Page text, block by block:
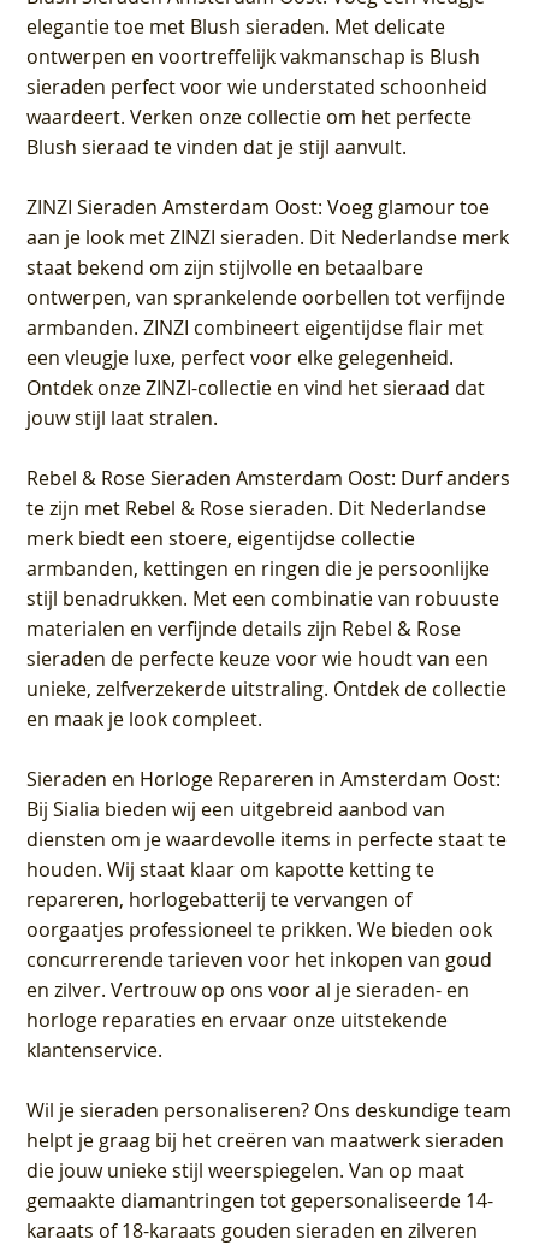
elegantie toe met Blush sieraden. Met delicate
ontwerpen en voortreffelijk vakmanschap is Blush
sieraden perfect voor wie understated schoonheid
waardeert. Verken onze collectie om het perfecte
Blush sieraad te vinden dat je stijl aanvult.
ZINZI Sieraden Amsterdam Oost: Voeg glamour toe
aan je look met ZINZI sieraden. Dit Nederlandse merk
staat bekend om zijn stijlvolle en betaalbare
ontwerpen, van sprankelende oorbellen tot verfijnde
armbanden. ZINZI combineert eigentijdse flair met
een vleugje luxe, perfect voor elke gelegenheid.
Ontdek onze ZINZI-collectie en vind het sieraad dat
jouw stijl laat stralen.
Rebel & Rose Sieraden Amsterdam Oost: Durf anders
te zijn met Rebel & Rose sieraden. Dit Nederlandse
merk biedt een stoere, eigentijdse collectie
armbanden, kettingen en ringen die je persoonlijke
stijl benadrukken. Met een combinatie van robuuste
materialen en verfijnde details zijn Rebel & Rose
sieraden de perfecte keuze voor wie houdt van een
unieke, zelfverzekerde uitstraling. Ontdek de collectie
en maak je look compleet.
Sieraden en Horloge Repareren in Amsterdam Oost:
Bij Sialia bieden wij een uitgebreid aanbod van
diensten om je waardevolle items in perfecte staat te
houden. Wij staat klaar om kapotte ketting te
repareren, horlogebatterij te vervangen of
oorgaatjes professioneel te prikken. We bieden ook
concurrerende tarieven voor het inkopen van goud
en zilver. Vertrouw op ons voor al je sieraden- en
horloge reparaties en ervaar onze uitstekende
klantenservice.
Wil je sieraden personaliseren? Ons deskundige team
helpt je graag bij het creëren van maatwerk sieraden
die jouw unieke stijl weerspiegelen. Van op maat
gemaakte diamantringen tot gepersonaliseerde 14-
karaats of 18-karaats gouden sieraden en zilveren